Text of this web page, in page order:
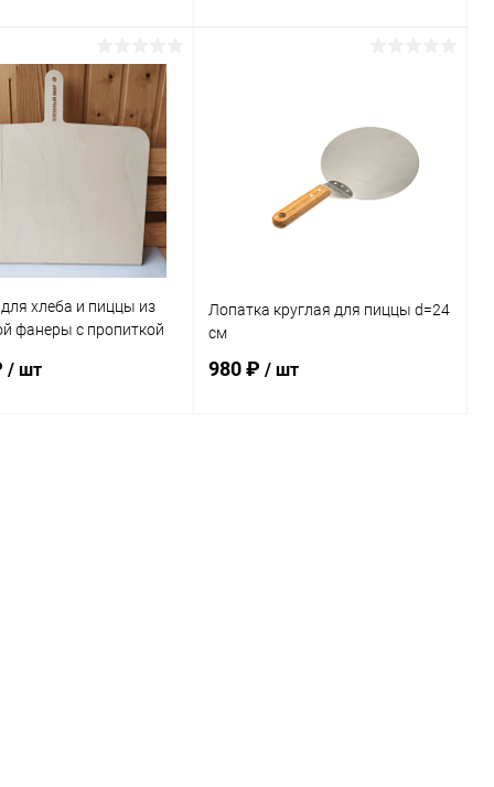
В корзину
в 1 клик Сравнение
Под заказ
Сравнение
Под заказ
хлеба и пиццы из
фанеры с пропиткой
/ шт
Лопатка круглая для пиццы d=24
см
980 ₽/ шт